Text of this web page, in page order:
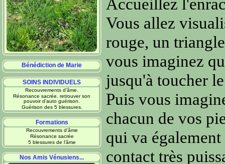
Bénédiction de Marie
SOINS INDIVIDUELS
Recouvrements d'âme.
Résonance sacrée, retrouver son
pouvoir d'auto guérison.
Guérison des 5 blessures.
Formations
Recouvrements d'âme
Résonance sacrée
5 blessures de l'âme
Nos Amis Vénusiens...
Accueillez
Vous allez
rouge, un
vous imaginez
jusqu'à toucher
Puis vous
chacun de vos
qui va
contact très